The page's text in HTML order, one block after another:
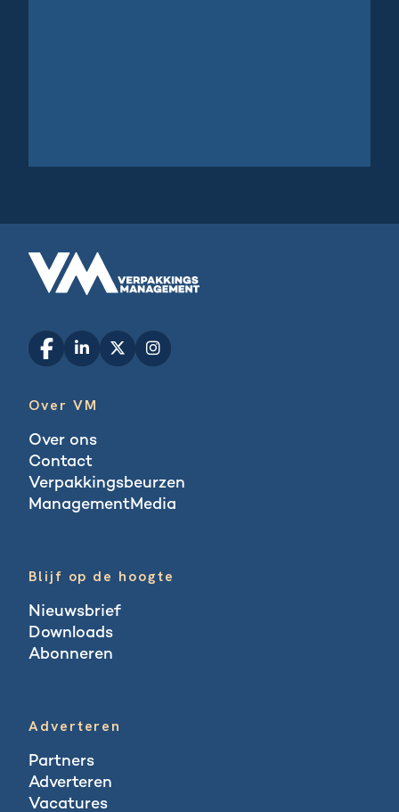
Over VM
Over ons
Contact
Verpakkingsbeurzen
ManagementMedia
Blijf op de hoogte
Nieuwsbrief
Downloads
Abonneren
Adverteren
Partners
Adverteren
Vacatures